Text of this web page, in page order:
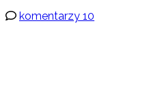
komentarzy 10